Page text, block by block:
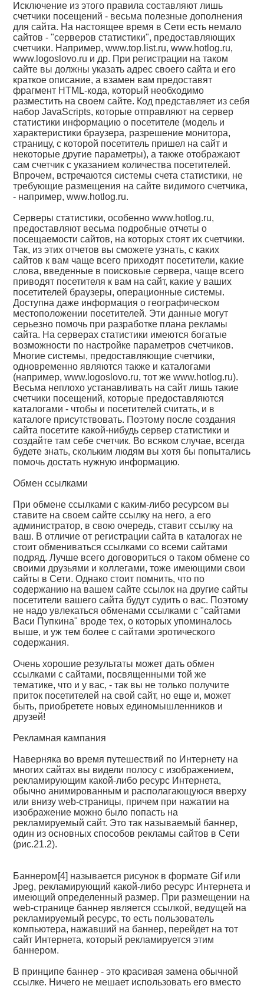
Исключение из этого правила составляют лишь
счетчики посещений - весьма полезные дополнения
для сайта. На настоящее время в Сети есть немало
сайтов - "серверов статистики", предоставляющих
счетчики. Например, www.top.list.ru, www.hotlog.ru,
www.logoslovo.ru и др. При регистрации на таком
сайте вы должны указать адрес своего сайта и его
краткое описание, а взамен вам предоставят
фрагмент HTML-кода, который необходимо
разместить на своем сайте. Код представляет из себя
набор JavaScripts, которые отправляют на сервер
статистики информацию о посетителе (модель и
характеристики браузера, разрешение монитора,
страницу, с которой посетитель пришел на сайт и
некоторые другие параметры), а также отображают
сам счетчик с указанием количества посетителей.
Впрочем, встречаются системы счета статистики, не
требующие размещения на сайте видимого счетчика,
- например, www.hotlog.ru.
Серверы статистики, особенно www.hotlog.ru,
предоставляют весьма подробные отчеты о
посещаемости сайтов, на которых стоят их счетчики.
Так, из этих отчетов вы сможете узнать, с каких
сайтов к вам чаще всего приходят посетители, какие
слова, введенные в поисковые сервера, чаще всего
приводят посетителя к вам на сайт, какие у ваших
посетителей браузеры, операционные системы.
Доступна даже информация о географическом
местоположении посетителей. Эти данные могут
серьезно помочь при разработке плана рекламы
сайта. На серверах статистики имеются богатые
возможности по настройке параметров счетчиков.
Многие системы, предоставляющие счетчики,
одновременно являются также и каталогами
(например, www.logoslovo.ru, тот же www.hotlog.ru).
Весьма неплохо устанавливать на сайт лишь такие
счетчики посещений, которые предоставляются
каталогами - чтобы и посетителей считать, и в
каталоге присутствовать. Поэтому после создания
сайта посетите какой-нибудь сервер статистики и
создайте там себе счетчик. Во всяком случае, всегда
будете знать, скольким людям вы хотя бы попытались
помочь достать нужную информацию.
Обмен ссылками
При обмене ссылками с каким-либо ресурсом вы
ставите на своем сайте ссылку на него, а его
администратор, в свою очередь, ставит ссылку на
ваш. В отличие от регистрации сайта в каталогах не
стоит обмениваться ссылками со всеми сайтами
подряд. Лучше всего договориться о таком обмене со
своими друзьями и коллегами, тоже имеющими свои
сайты в Сети. Однако стоит помнить, что по
содержанию на вашем сайте ссылок на другие сайты
посетители вашего сайта будут судить о вас. Поэтому
не надо увлекаться обменами ссылками с "сайтами
Васи Пупкина" вроде тех, о которых упоминалось
выше, и уж тем более с сайтами эротического
содержания.
Очень хорошие результаты может дать обмен
ссылками с сайтами, посвященными той же
тематике, что и у вас, - так вы не только получите
приток посетителей на свой сайт, но еще и, может
быть, приобретете новых единомышленников и
друзей!
Рекламная кампания
Наверняка во время путешествий по Интернету на
многих сайтах вы видели полосу с изображением,
рекламирующим какой-либо ресурс Интернета,
обычно анимированным и располагающуюся вверху
или внизу web-страницы, причем при нажатии на
изображение можно было попасть на
рекламируемый сайт. Это так называемый баннер,
один из основных способов рекламы сайтов в Сети
(рис.21.2).
Баннером[4] называется рисунок в формате Gif или
Jpeg, рекламирующий какой-либо ресурс Интернета и
имеющий определенный размер. При размещении на
web-странице баннер является ссылкой, ведущей на
рекламируемый ресурс, то есть пользователь
компьютера, нажавший на баннер, перейдет на тот
сайт Интернета, который рекламируется этим
баннером.
В принципе баннер - это красивая замена обычной
ссылке. Ничего не мешает использовать его вместо